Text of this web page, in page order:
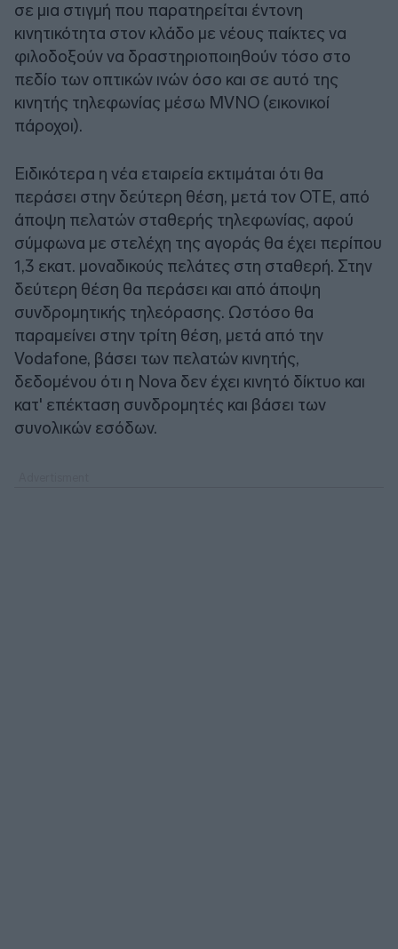
σε μια στιγμή που παρατηρείται έντονη
κινητικότητα στον κλάδο με νέους παίκτες να
φιλοδοξούν να δραστηριοποιηθούν τόσο στο
πεδίο των οπτικών ινών όσο και σε αυτό της
κινητής τηλεφωνίας μέσω MVNO (εικονικοί
πάροχοι).
Ειδικότερα η νέα εταιρεία εκτιμάται ότι θα
περάσει στην δεύτερη θέση, μετά τον ΟΤΕ, από
άποψη πελατών σταθερής τηλεφωνίας, αφού
σύμφωνα με στελέχη της αγοράς θα έχει περίπου
1,3 εκατ. μοναδικούς πελάτες στη σταθερή. Στην
δεύτερη θέση θα περάσει και από άποψη
συνδρομητικής τηλεόρασης. Ωστόσο θα
παραμείνει στην τρίτη θέση, μετά από την
Vodafone, βάσει των πελατών κινητής,
δεδομένου ότι η Nova δεν έχει κινητό δίκτυο και
κατ' επέκταση συνδρομητές και βάσει των
συνολικών εσόδων.